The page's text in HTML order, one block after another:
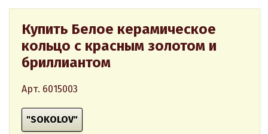
Купить Белое керамическое
кольцо с красным золотом и
бриллиантом
Арт. 6015003
"SOKOLOV"